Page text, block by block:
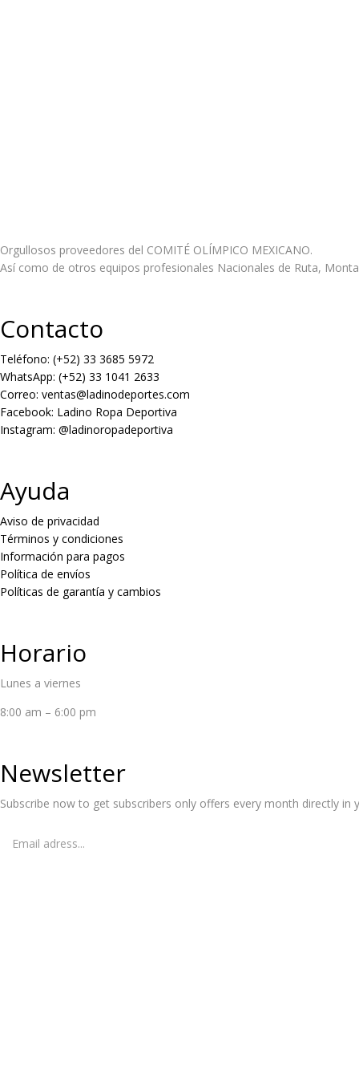
Orgullosos proveedores del COMITÉ OLÍMPICO MEXICANO.
Así como de otros equipos profesionales Nacionales de Ruta,
Contacto
Teléfono: (+52) 33 3685 5972
WhatsApp: (+52) 33 1041 2633
Correo: ventas@ladinodeportes.com
Facebook: Ladino Ropa Deportiva
Instagram: @ladinoropadeportiva
Ayuda
Aviso de privacidad
Términos y condiciones
Información para pagos
Política de envíos
Políticas de garantía y cambios
Horario
Lunes a viernes
8:00 am – 6:00 pm
Newsletter
Subscribe now to get subscribers only offers every month directly in